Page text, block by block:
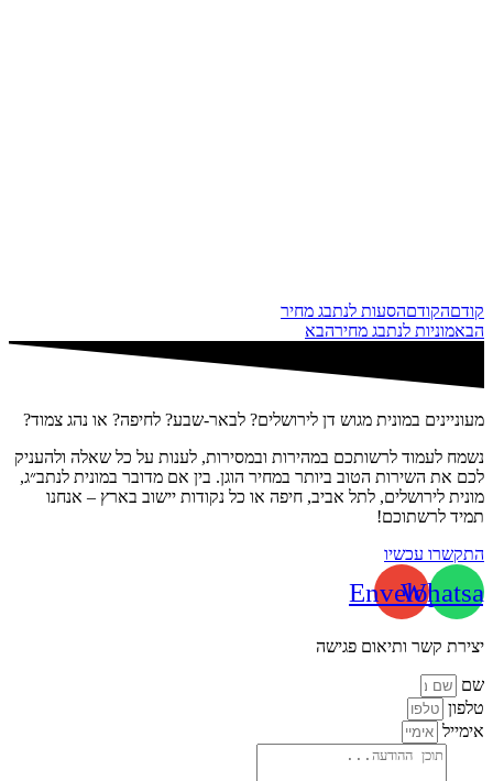
קודםהקודםהסעות לנתבג מחיר
הבאמוניות לנתבג מחירהבא
מעוניינים במונית מגוש דן לירושלים? לבאר-שבע? לחיפה? או נהג צמוד?
נשמח לעמוד לרשותכם במהירות ובמסירות, לענות על כל שאלה ולהעניק
לכם את השירות הטוב ביותר במחיר הוגן. בין אם מדובר במונית לנתב״ג,
מונית לירושלים, לתל אביב, חיפה או כל נקודות יישוב בארץ – אנחנו
תמיד לרשתוכם!
התקשרו עכשיו
Envelope
יצירת קשר ותיאום פגישה
שם
טלפון
אימייל